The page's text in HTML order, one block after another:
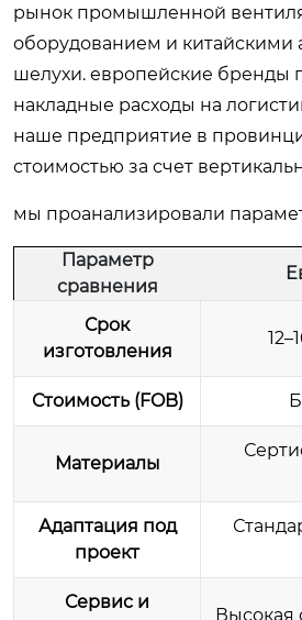
рынок промышленной
оборудованием и китайскими
шелухи. европейские бренды
накладные расходы на
наше предприятие в
стоимостью за счет
мы проанализировали
Параметр
сравнения
Срок
изготовления
Стоимость (FOB)
Материалы
Адаптация под
проект
Сервис и
Высокая